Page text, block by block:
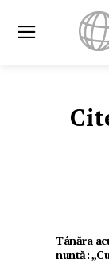
Tânăra
nuntă: